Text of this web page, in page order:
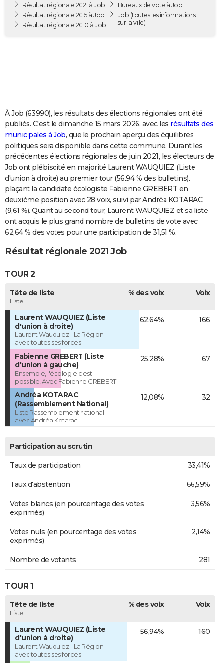
Destinations
City break
Voyage nature
Voyage de noces
Forum
ClimatPHOTO
Dictionnaire
Biographies
Citations
Expressions
Proverbes
PROGRAMME TV
COPAINS D'AVANT
S'inscrire
Se connecter
Lycées
Collèges
Primaires
Universités
Entreprises
Service militaire
Avis de recherche
AVIS DE DÉCÈS
FORUM
Bricolage
Lifestyle
Culture
Sport
Auto
Television
Voyage
Cinema
Résultat régionale 2021 à Job
Résultat régionale 2015 à Job
Résultat régionale 2010 à Job
Bureaux de vote à Job
Job (toutes les informations
sur la ville)
À Job (63990), les résultats des élections régionales ont été
publiés. C'est le dimanche 15 mars 2026, avec les résultats des
municipales à Job, que le prochain aperçu des équilibres
politiques sera disponible dans cette commune. Durant les
précédentes élections régionales de juin 2021, les électeurs de
Job ont plébiscité en majorité Laurent WAUQUIEZ (Liste
d'union à droite) au premier tour (56,94 % des bulletins),
plaçant la candidate écologiste Fabienne GREBERT en
deuxième position avec 28 voix, suivi par Andréa KOTARAC
(9,61 %). Quant au second tour, Laurent WAUQUIEZ et sa liste
ont acquis le plus grand nombre de bulletins de vote avec
62,64 % des votes pour une participation de 31,51 %.
Résultat régionale 2021 Job
TOUR 2
Tête de liste
Liste
% des voix Voix
Laurent WAUQUIEZ (Liste
d'union à droite)
Laurent Wauquiez - La Région
avec toutes ses forces
62,64% 166
Fabienne GREBERT (Liste
d'union à gauche)
Ensemble, l'écologie c'est
possible! Avec Fabienne GREBERT
25,28% 67
Andréa KOTARAC
(Rassemblement National)
Liste Rassemblement national
avec Andréa Kotarac
12,08% 32
Participation au scrutin
Taux de participation 33,41%
Taux d'abstention 66,59%
Votes blancs (en pourcentage des votes
exprimés)
3,56%
Votes nuls (en pourcentage des votes
exprimés)
2,14%
Nombre de votants 281
TOUR 1
Tête de liste
Liste
% des voix Voix
Laurent WAUQUIEZ (Liste
d'union à droite)
Laurent Wauquiez - La Région
avec toutes ses forces
56,94% 160